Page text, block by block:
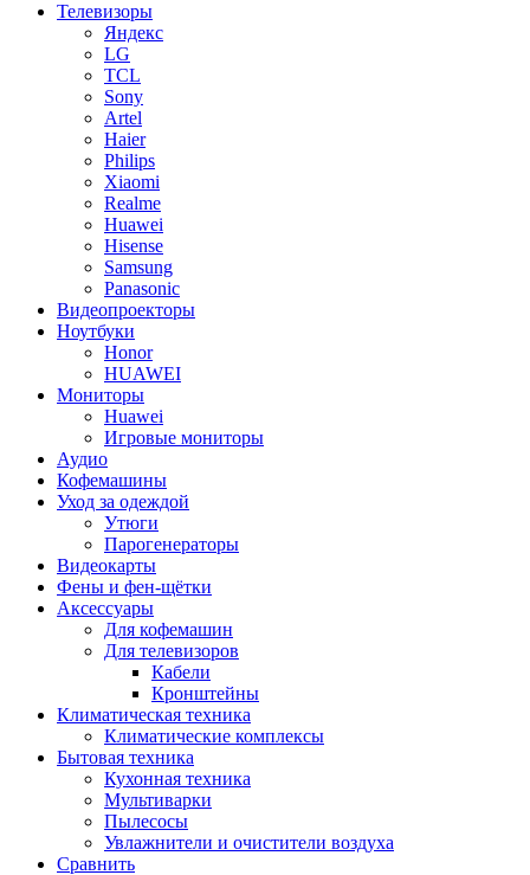
Телевизоры
Яндекс
LG
TCL
Sony
Artel
Haier
Philips
Xiaomi
Realme
Huawei
Hisense
Samsung
Panasonic
Видеопроекторы
Ноутбуки
Honor
HUAWEI
Мониторы
Huawei
Игровые мониторы
Аудио
Кофемашины
Уход за одеждой
Утюги
Парогенераторы
Видеокарты
Фены и фен-щётки
Аксессуары
Для кофемашин
Для телевизоров
Кабели
Кронштейны
Климатическая техника
Климатические комплексы
Бытовая техника
Кухонная техника
Мультиварки
Пылесосы
Увлажнители и очистители воздуха
Сравнить